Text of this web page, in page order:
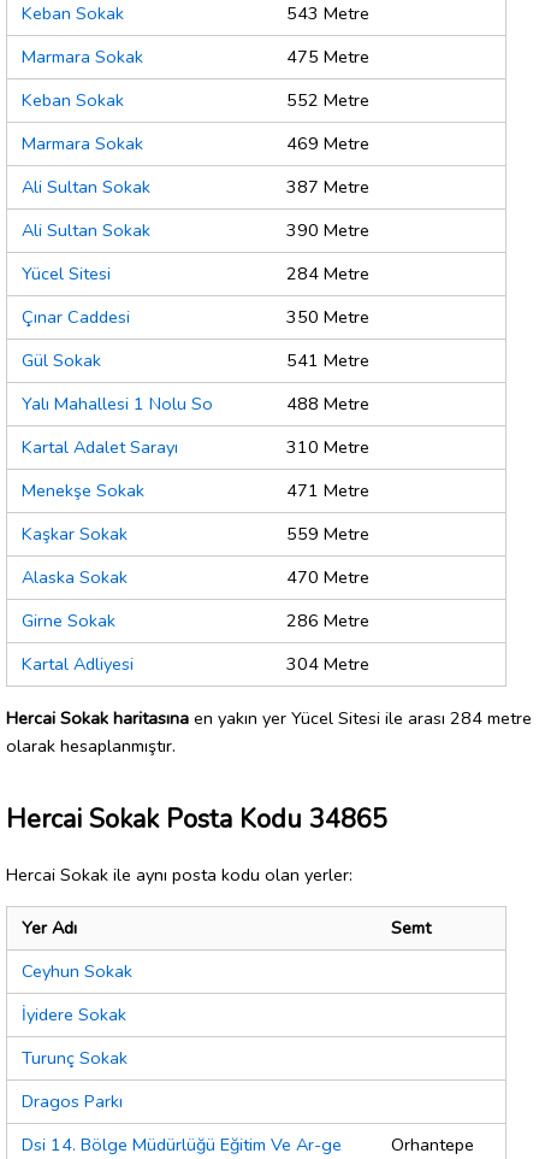
Keban Sokak
543 Metre
Marmara Sokak
475 Metre
Keban Sokak
552 Metre
Marmara Sokak
469 Metre
Ali Sultan Sokak
387 Metre
Ali Sultan Sokak
390 Metre
Yücel Sitesi
284 Metre
Çınar Caddesi
350 Metre
Gül Sokak
541 Metre
Yalı Mahallesi 1 Nolu So
488 Metre
Kartal Adalet Sarayı
310 Metre
Menekşe Sokak
471 Metre
Kaşkar Sokak
559 Metre
Alaska Sokak
470 Metre
Girne Sokak
286 Metre
Kartal Adliyesi
304 Metre
Hercai Sokak haritasına en yakın yer Yücel Sitesi ile arası 284 metre
olarak hesaplanmıştır.
Hercai Sokak Posta Kodu 34865
Hercai Sokak ile aynı posta kodu olan yerler:
Yer Adı
Semt
Ceyhun Sokak
İyidere Sokak
Turunç Sokak
Dragos Parkı
Dsi 14. Bölge Müdürlüğü Eğitim Ve Ar-ge
Orhantepe